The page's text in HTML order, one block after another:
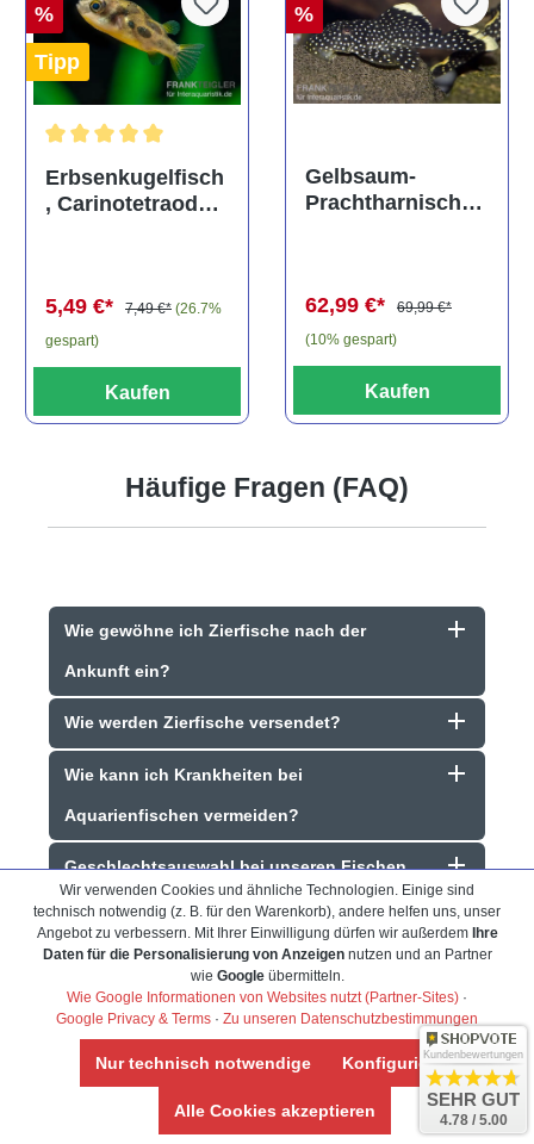
%
Tipp
Durchschnittliche Bewertung von 5 von 5 Sternen
Erbsenkugelfisch
, Carinotetraodon
5,49 €* 7,49 €* (26.7%
gespart)
Kaufen
%
Gelbsaum-
Prachtharnischw
62,99 €*
69,99 €*
(10% gespart)
Kaufen
Häufige Fragen (FAQ)
Wie gewöhne ich Zierfische nach der
Ankunft ein?
Wie werden Zierfische versendet?
Wie kann ich Krankheiten bei
Aquarienfischen vermeiden?
Geschlechtsauswahl bei unseren Fischen
Frank Hackmayer ★★★★
Warenanlieferung Top und die
Auswahl plus gesundheitliches
Wir verwenden Cookies und ähnliche Technologien. Einige sind
technisch notwendig (z. B. für den Warenkorb), andere helfen uns, unser
Angebot zu verbessern. Mit Ihrer Einwilligung dürfen wir außerdem Ihre
Daten für die Personalisierung von Anzeigennutzen und an Partner
wie Googleübermitteln.
Wie Google Informationen von Websites nutzt (Partner-Sites) ·
Google Privacy & Terms · Zu unseren Datenschutzbestimmungen
Nur technisch notwendige Konfigurieren
Alle Cookies akzeptieren
Kundenbewertungen
SEHR GUT
4.78 / 5.00